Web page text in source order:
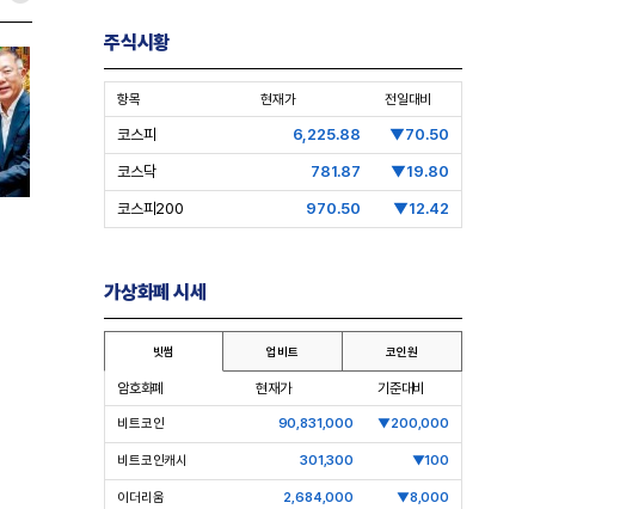
[Epic Why] 김남구 회장의 ‘보험사
[Epic Why] 러트닉 장관
주식시황
항목 현재가 전일대비
코스피 6,225.88 ▼70.50
코스닥 781.87 ▼19.80
코스피200 970.50 ▼12.42
가상화폐 시세
빗썸 업비트 코인원
암호화폐 현재가 기준대비
비트코인 90,831,000 ▼200,000
비트코인캐시 301,300 ▼100
이더리움 2,684,000 ▼8,000